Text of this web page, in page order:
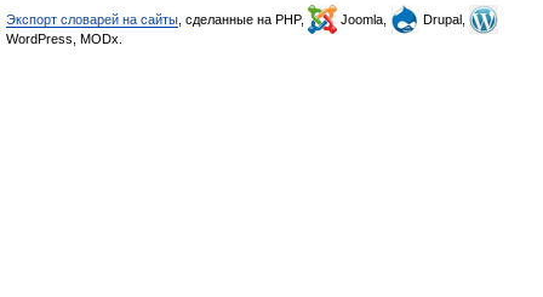
Экспорт словарей на сайты , сделанные на PHP, Joomla,
Drupal,
WordPress, MODx.